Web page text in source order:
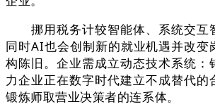
挪用税务计较智能体、系统交互
同时AI也会创制新的就业机遇并改变
构陈旧。企业需成立动态技术系统：
力企业正在数字时代建立不成替代的
锻炼师取营业决策者的连系体。